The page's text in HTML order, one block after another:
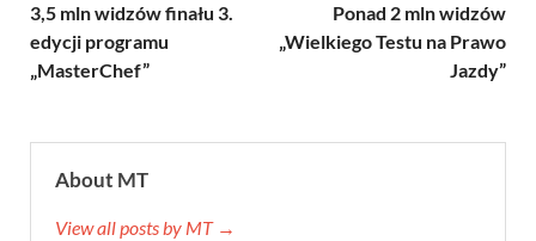
3,5 mln widzów finału 3.
edycji programu
„MasterChef”
Ponad 2 mln widzów
„Wielkiego Testu na Prawo
Jazdy”
About MT
View all posts by MT →